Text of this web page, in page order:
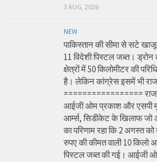
3 AUG, 2026
NEW
पाकिस्तान की सीमा से सटे
11 विदेशी पिस्टल जब्त। ड्रोन
क्षेत्रों में 50 किलोमीटर की
है। लेकिन कांग्रेस इसमें भी
=================
आईजी ओम प्रकाश और एसपी
आर्म्स, सिडीकेट के खिलाफ जो
का परिणाम रहा कि 2 अगस्त
रुपए की कीमत वाली 10 किलो
पिस्टल जब्त की गई। आईजी